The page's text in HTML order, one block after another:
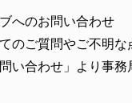
へのお問い合わせ
のご質問やご不明な
い合わせ」より事務